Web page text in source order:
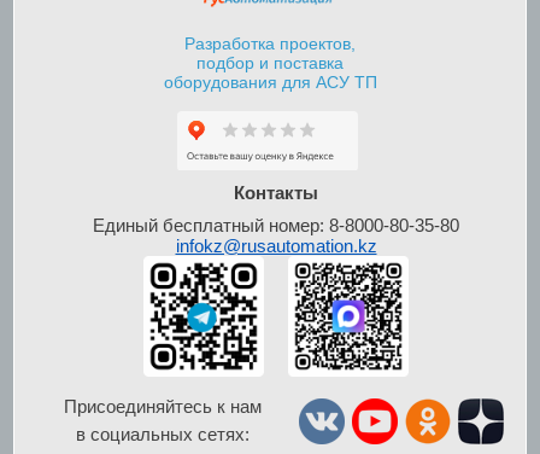
Шкафы контроля и
Разработка проектов,
подбор и поставка
оборудования для АСУ ТП
Контакты
Единый бесплатный номер: 8-8000-80-35-80
infokz@rusautomation.kz
Присоединяйтесь к нам
в социальных сетях: